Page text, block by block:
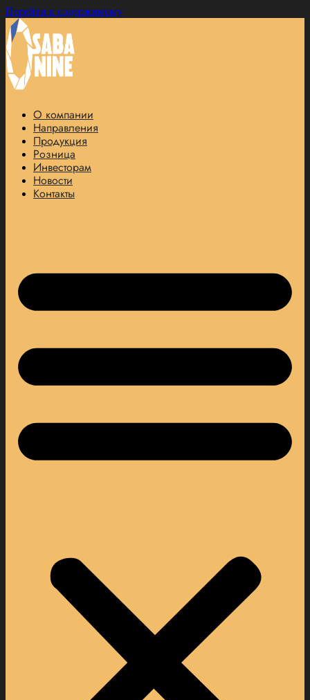
Перейти к содержимому
О компании
Направления
Продукция
Розница
Инвесторам
Новости
Контакты